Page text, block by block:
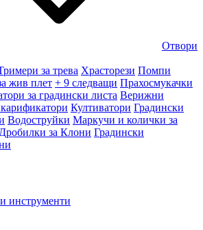
Отвори
за трева Храсторези Помпи
жив плет + 9 следващи Прахосмукачки
за градински листа Верижни
Култиватори Градински
Водоструйки Маркучи и колички за
Дробилки за Клони Градински
инструменти